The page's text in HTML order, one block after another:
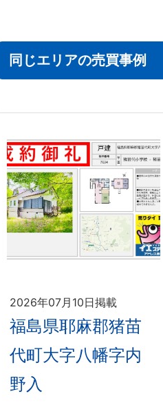
同じエリアの売買事例
2026年07月10日掲載
福島県耶麻郡猪苗
代町大字八幡字内
野入